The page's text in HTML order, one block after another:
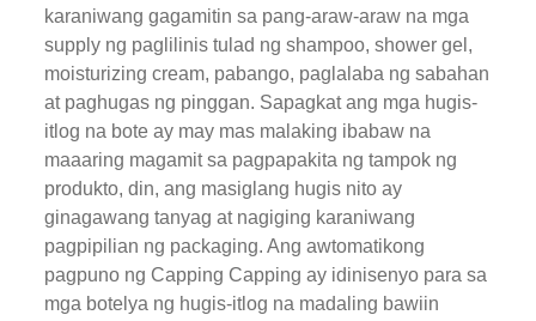
karaniwang gagamitin sa pang-araw-araw na mga
supply ng paglilinis tulad ng shampoo, shower gel,
moisturizing cream, pabango, paglalaba ng sabahan
at paghugas ng pinggan. Sapagkat ang mga hugis-
itlog na bote ay may mas malaking ibabaw na
maaaring magamit sa pagpapakita ng tampok ng
produkto, din, ang masiglang hugis nito ay
ginagawang tanyag at nagiging karaniwang
pagpipilian ng packaging. Ang awtomatikong
pagpuno ng Capping Capping ay idinisenyo para sa
mga botelya ng hugis-itlog na madaling bawiin